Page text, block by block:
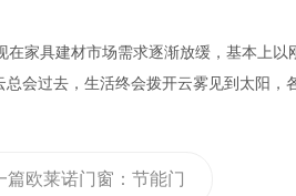
家具建材市场需求逐渐放缓，基本上以
总会过去，生活终会拨开云雾见到太阳，
篇欧莱诺门窗：节能门